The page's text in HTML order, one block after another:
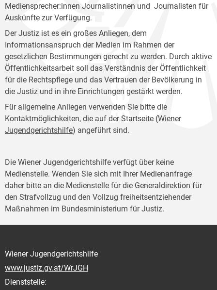
Mediensprecher:innen Journalistinnen und Journalisten für
Auskünfte zur Verfügung.
Der Justiz ist es ein großes Anliegen, dem
Informationsanspruch der Medien im Rahmen der
gesetzlichen Bestimmungen gerecht zu werden. Durch aktive
Öffentlichkeitsarbeit soll das Verständnis der Öffentlichkeit
für die Rechtspflege und das Vertrauen der Bevölkerung in
die Justiz und in ihre Einrichtungen gestärkt werden.
Für allgemeine Anliegen verwenden Sie bitte die
Kontaktmöglichkeiten, die auf der Startseite (Wiener
Jugendgerichtshilfe) angeführt sind.
Die Wiener Jugendgerichtshilfe verfügt über keine
Medienstelle. Wenden Sie sich mit Ihrer Medienanfrage
daher bitte an die Medienstelle für die Generaldirektion für
den Strafvollzug und den Vollzug freiheitsentziehender
Maßnahmen im Bundesministerium für Justiz.
Wiener Jugendgerichtshilfe
www.justiz.gv.at/WrJGH
Dienststelle: